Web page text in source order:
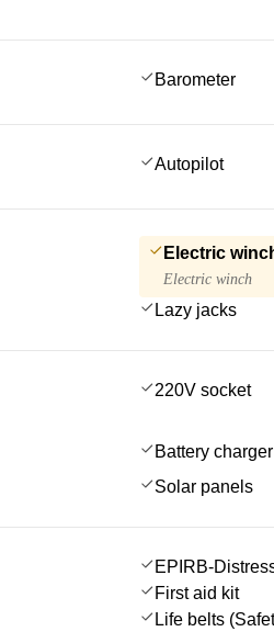
Barometer
Autopilot
Electric
Electric winch
Lazy jacks
220V socket
Battery charger
Solar panels
EPIRB-
First aid kit
Life belts